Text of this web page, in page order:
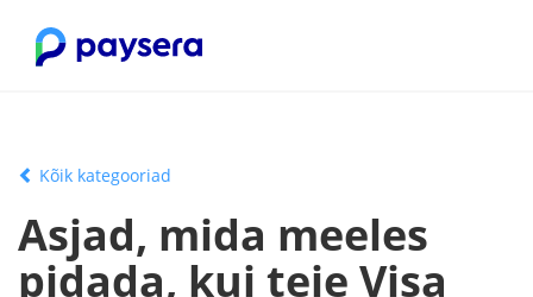
Kõik kategooriad
Asjad, mida meeles
pidada, kui teie Visa